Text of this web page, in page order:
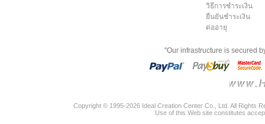
วิธีการชำระเงิน
ยืนยันชำระเงิน
ต่ออายุ
"Our infrastructure is secured
Copyright © 1995-2026 Ideal Creation Center Co., Ltd. All Rights
Use of this Web site constitutes